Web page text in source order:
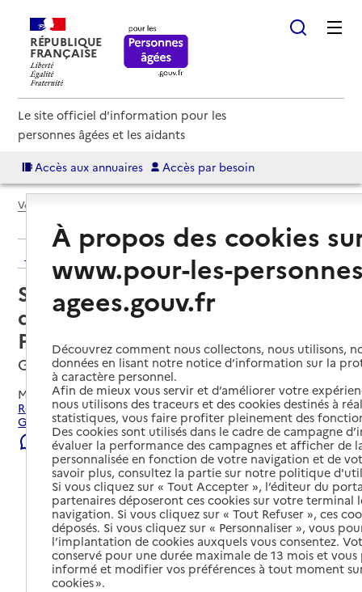
RÉPUBLIQUE
FRANÇAISE
Le site officiel d'information pour les
personnes âgées et les aidants
Accès aux annuaires Accès par besoin
Voir le fil d’Ariane
Retour aux résultats de l'annuaire
Service de soins infirmiers à
domicile – SSIAD HIL de la
Presqu'île
Guérande, LOIRE-ATLANTIQUE
Mis à jour le08/08/2026
Rechercher les établissements et services autour de
Guérande.
Signaler une erreur
À propos des cookies
www.pour-les-
agees.gouv.fr
Découvrez comment nous collectons, nous utilisons,
données en lisant notre notice d’information sur la
à caractère personnel.
Afin de mieux vous servir et d’améliorer votre
nous utilisons des traceurs et des cookies destinés à
statistiques, vous faire profiter pleinement des
Des cookies sont utilisés dans le cadre de campagne
évaluer la performance des campagnes et afficher de
personnalisée en fonction de votre navigation et de
savoir plus, consultez la partie sur notre politique
Si vous cliquez sur « Tout Accepter », l’éditeur du
partenaires déposeront ces cookies sur votre terminal
navigation. Si vous cliquez sur « Tout Refuser », ces
déposés. Si vous cliquez sur « Personnaliser », vous
l’implantation de cookies auxquels vous consentez.
conservé pour une durée maximale de 13 mois et
informé et modifier vos préférences à tout moment
cookies ».